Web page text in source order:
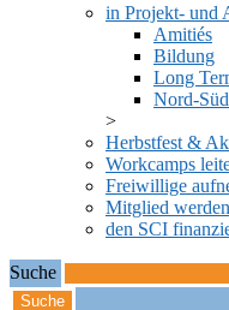
in Projekt- und
Amitiés
Bildung
Long
Nord-Süd
Herbstfest &
Workcamps
Freiwillige
Mitglied werden
den SCI
Suche